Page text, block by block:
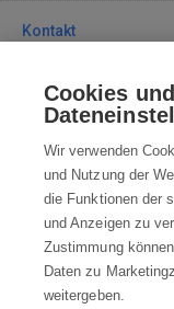
Kontakt
Kontaktieren
+49 25 197
ALLE KONTAKTE
Cookies
Wir verwenden
und Nutzung der
die Funktionen der
und Anzeigen zu
Zustimmung
Daten zu
weitergeben.